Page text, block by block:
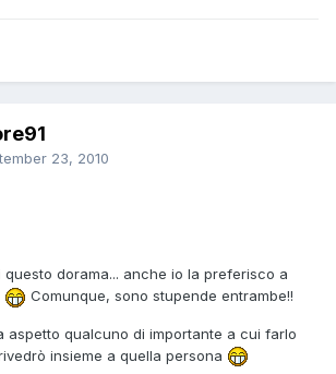
23, 2010
questo dorama... anche io la preferisco a
Comunque, sono stupende entrambe!!
aspetto qualcuno di importante a cui farlo
insieme a quella persona